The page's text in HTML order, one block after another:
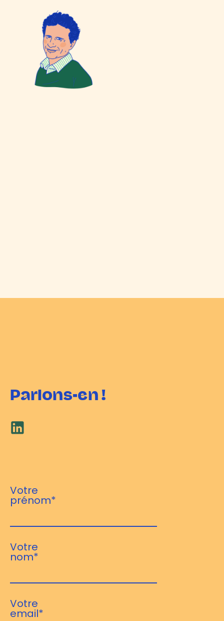
Parlons-en !
Votre
prénom*
Votre
nom*
Votre
email*